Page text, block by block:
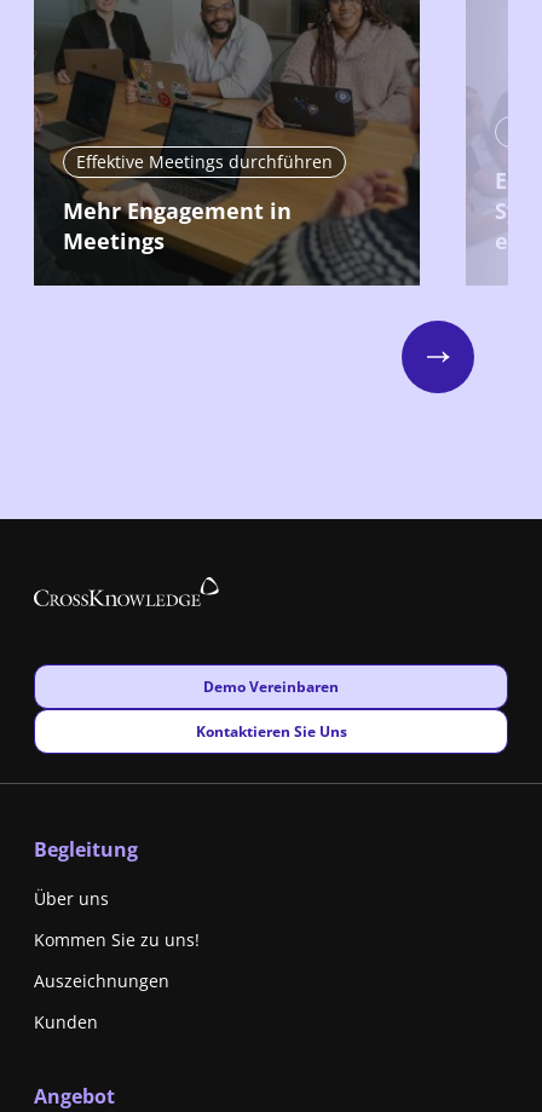
Effektive Meetings durchführen
Mehr Engagement in
Meetings
Ein
Next
New window
Demo Vereinbaren
New window
Kontaktieren Sie Uns
Begleitung
Über uns
Kommen Sie zu uns!
Auszeichnungen
Kunden
Angebot